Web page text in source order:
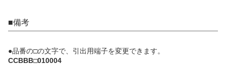
■備考
●品番の□の文字で、引出用端子を変更できます。
CCBBB□010004